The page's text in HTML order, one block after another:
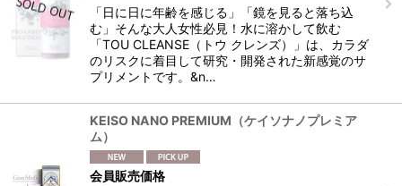
「日に日に年齢を感じる」「鏡を見ると落ち込
む」そんな大人女性必見！水に溶かして飲む
「TOU CLEANSE（トウ クレンズ）」は、カラダ
のリスクに着目して研究・開発された新感覚のサ
プリメントです。&n…
KEISO NANO PREMIUM（ケイソナノプレミア
ム）
会員販売価格